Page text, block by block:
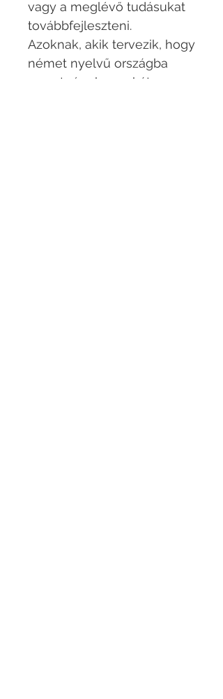
vagy a meglévő tudásukat
továbbfejleszteni.
Azoknak, akik tervezik, hogy
német nyelvű országba
szeretnének munkát